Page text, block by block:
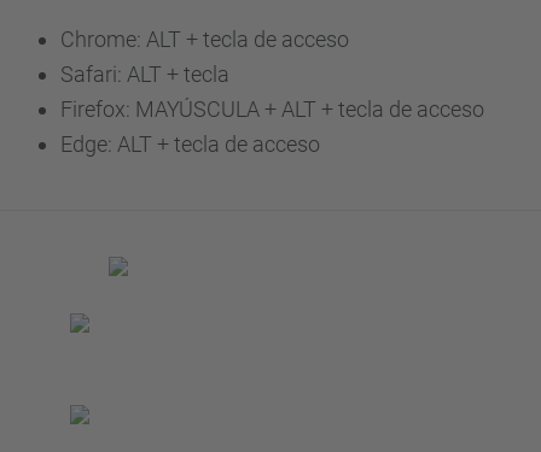
Chrome: ALT + tecla de acceso
Safari: ALT + tecla
Firefox: MAYÚSCULA + ALT + tecla de acceso
Edge: ALT + tecla de acceso